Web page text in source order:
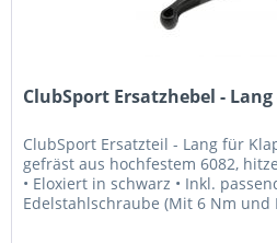
ClubSport Ersatzhebel -
ClubSport Ersatzteil - Lang für
gefräst aus hochfestem 6082,
• Eloxiert in schwarz • Inkl.
Edelstahlschraube (Mit 6 Nm und